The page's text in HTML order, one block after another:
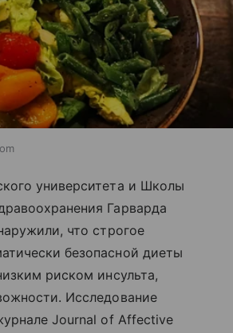
университета и Школы
Гарварда
что строгое
безопасной диеты
риском инсульта,
Исследование
Journal of Affective